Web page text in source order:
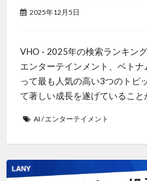
2025年12月5日
VHO - 2025年の検索ランキン
エンターテインメント、ベト
って最も人気の高い3つのトピ
て著しい成長を遂げていること
AI /エンターテイメント